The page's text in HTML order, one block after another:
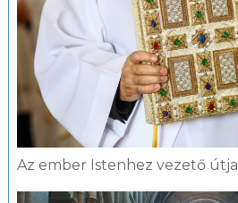
Az ember Istenhez vezető útja